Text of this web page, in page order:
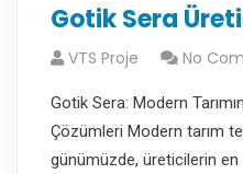
Gotik Sera
VTS Proje No
Gotik Sera: Modern
Çözümleri Modern tarım
günümüzde, üreticilerin en